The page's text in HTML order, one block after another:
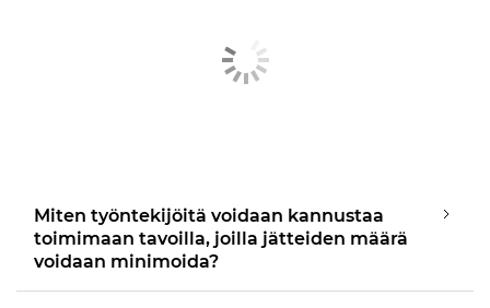
Miten työntekijöitä voidaan kannustaa
toimimaan tavoilla, joilla jätteiden määrä
voidaan minimoida?